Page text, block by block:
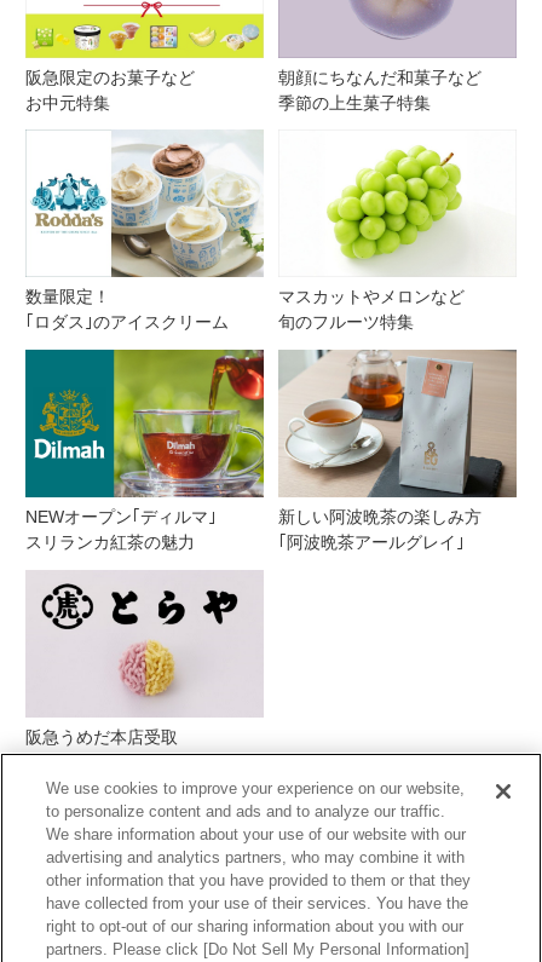
阪急限定のお菓子など
お中元特集
朝顔にちなんだ和菓子など
季節の上生菓子特集
数量限定！
｢ロダス｣のアイスクリーム
マスカットやメロンなど
旬のフルーツ特集
NEWオープン｢ディルマ｣
スリランカ紅茶の魅力
新しい阿波晩茶の楽しみ方
｢阿波晩茶アールグレイ｣
阪急うめだ本店受取
PCサイトを表示する
We use cookies to improve your experience on our website,
to personalize content and ads and to analyze our traffic.
We share information about your use of our website with our
advertising and analytics partners, who may combine it with
other information that you have provided to them or that they
have collected from your use of their services. You have the
right to opt-out of our sharing information about you with our
partners. Please click [Do Not Sell My Personal Information]